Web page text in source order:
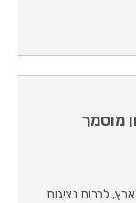
מוסמך
לרבות נציגות